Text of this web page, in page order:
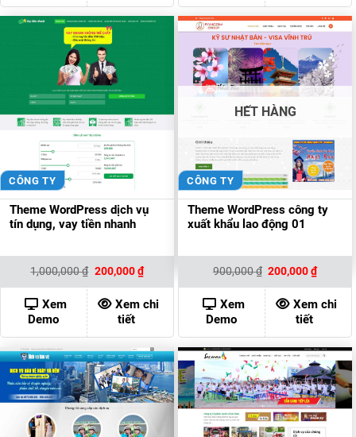
CÔNG TY
Theme WordPress dịch vụ
tín dụng, vay tiền nhanh
1,000,000₫ Giá
là:
1,000,000 ₫.
200,000₫Giá
hiện
tại
là:
200,000 ₫.
Xem
Demo
Xem chi
tiết
HẾT HÀNG
CÔNG TY
Theme WordPress công ty
xuất khẩu lao động 01
900,000₫ Giá
là:
900,000 ₫.
200,000₫Giá
hiện
tại
là:
Xem
Demo
Xem chi
tiết